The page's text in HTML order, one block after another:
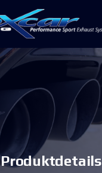
Produktdetails